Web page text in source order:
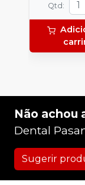
Qtd :
Não achou
Dental
Sugerir